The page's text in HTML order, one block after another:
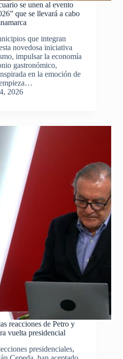
se unen al evento
que se llevará a cabo
que integran
novedosa iniciativa
impulsar la economía
gastronómico,
en la emoción de
2026
reacciones de Petro y
vuelta presidencial
presidenciales,